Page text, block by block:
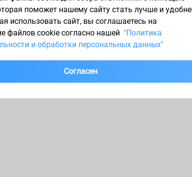
поможет нашему сайту стать лучше и
использовать сайт, вы соглашаетесь на
файлов cookie согласно нашей "Политика
и обработки персональных данных"
Согласен